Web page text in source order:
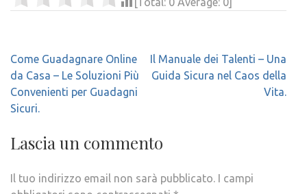
Navigazione
articoli
Come Guadagnare Online
da Casa – Le Soluzioni Più
Convenienti per Guadagni
Sicuri.
Il Manuale dei Talenti – Una
Guida Sicura nel Caos della
Vita.
Lascia un commento
Il tuo indirizzo email non sarà pubblicato. I campi